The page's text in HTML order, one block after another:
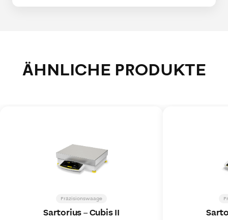
ÄHNLICHE PRODUKTE
Präzisionswaage
Sartorius–Cubis II